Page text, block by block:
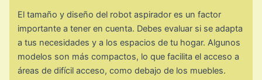
El tamaño y diseño del robot aspirador es un factor
importante a tener en cuenta. Debes evaluar si se adapta
a tus necesidades y a los espacios de tu hogar. Algunos
modelos son más compactos, lo que facilita el acceso a
áreas de difícil acceso, como debajo de los muebles.